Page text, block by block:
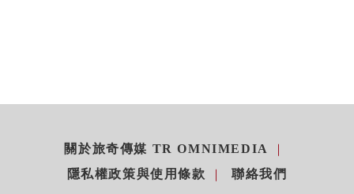
關於旅奇傳媒 TR OMNIMEDIA
隱私權政策與使用條款
聯絡我們